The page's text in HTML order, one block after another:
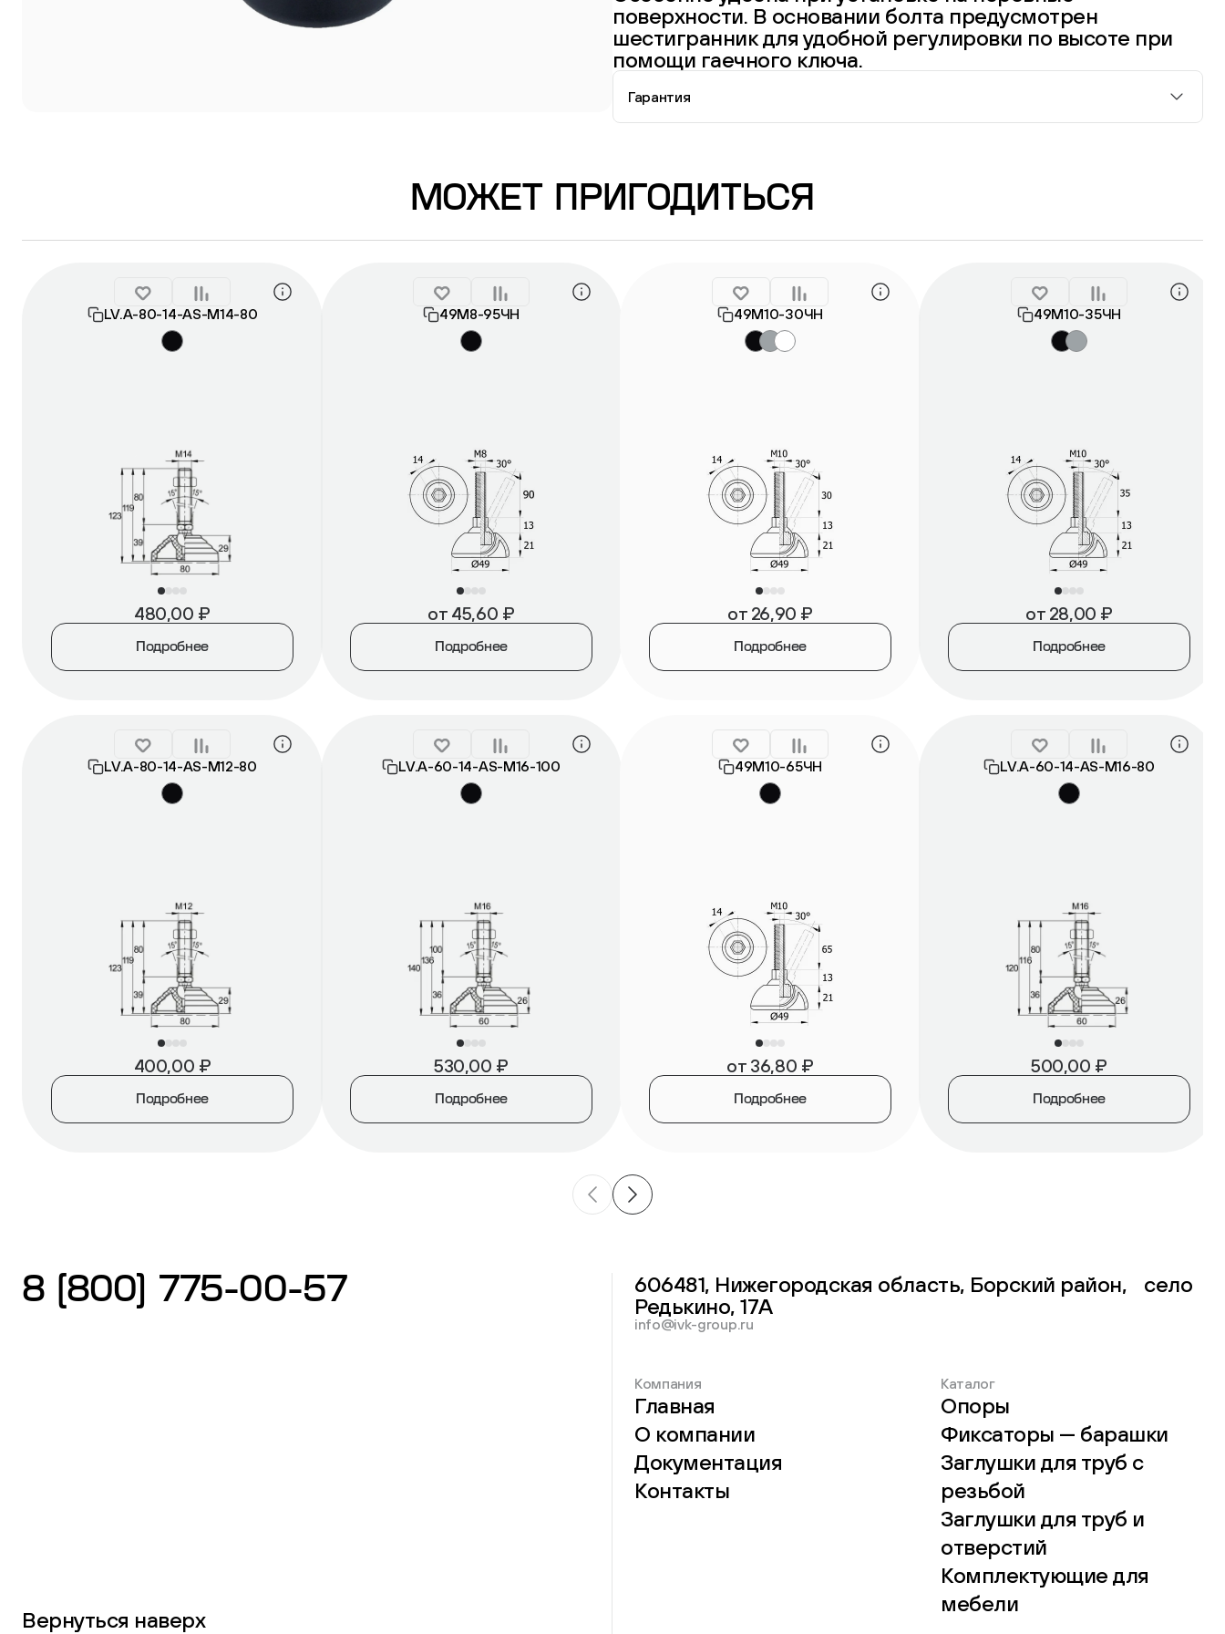
поверхности. В основании болта предусмотрен
шестигранник для удобной регулировки по высоте при
помощи гаечного ключа.
Гарантия
МОЖЕТ ПРИГОДИТЬСЯ
LV.A-80-14-AS-М14-80
480,00 ₽
Подробнее
49М8-95ЧН
от 45,60 ₽
Подробнее
49М10-30ЧН
от 26,90 ₽
Подробнее
49М10-35ЧН
от 28,00 ₽
Подробнее
LV.A-80-14-AS-М12-80
400,00 ₽
Подробнее
LV.A-60-14-AS-М16-100
530,00 ₽
Подробнее
49М10-65ЧН
от 36,80 ₽
Подробнее
LV.A-60-14-AS-М16-80
500,00 ₽
Подробнее
8 (800) 775-00-57
Вернуться наверх
606481, Нижегородская область, Борский район, село
Редькино, 17А
info@ivk-group.ru
Компания
Главная
О компании
Документация
Контакты
Каталог
Опоры
Фиксаторы — барашки
Заглушки для труб с
резьбой
Заглушки для труб и
отверстий
Комплектующие для
мебели